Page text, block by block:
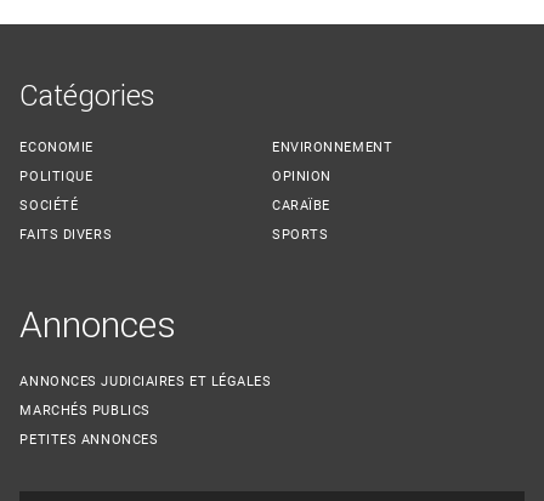
Catégories
ECONOMIE
POLITIQUE
SOCIÉTÉ
FAITS DIVERS
ENVIRONNEMENT
OPINION
CARAÏBE
SPORTS
Annonces
ANNONCES JUDICIAIRES ET LÉGALES
MARCHÉS PUBLICS
PETITES ANNONCES